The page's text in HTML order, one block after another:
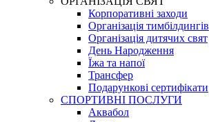
Корпоративні заходи
Організація тимбілдингів
Організація дитячих свят
День Народження
Їжа та напої
Трансфер
Подарункові сертифікати
СПОРТИВНІ ПОСЛУГИ
Аквабол